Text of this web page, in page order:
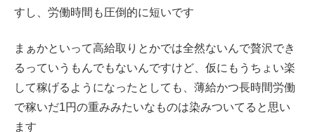
すし、労働時間も圧倒的に短いです
まぁかといって高給取りとかでは全然ないんで贅沢でき
るっていうもんでもないんですけど、仮にもうちょい楽
して稼げるようになったとしても、薄給かつ長時間労働
で稼いだ1円の重みみたいなものは染みついてると思い
ます